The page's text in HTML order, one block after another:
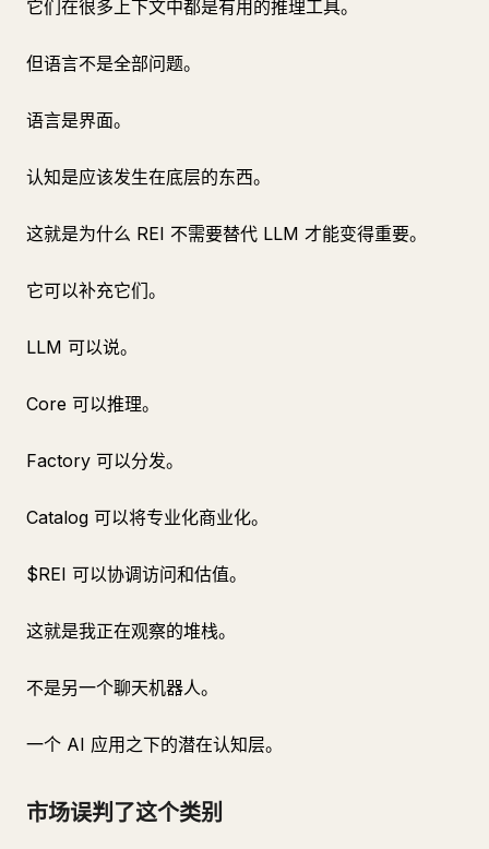
它们在很多上下文中都是有用的推理工具。
但语言不是全部问题。
语言是界面。
认知是应该发生在底层的东西。
这就是为什么 REI 不需要替代 LLM 才能变得重要。
它可以补充它们。
LLM 可以说。
Core 可以推理。
Factory 可以分发。
Catalog 可以将专业化商业化。
$REI 可以协调访问和估值。
这就是我正在观察的堆栈。
不是另一个聊天机器人。
一个 AI 应用之下的潜在认知层。
市场误判了这个类别